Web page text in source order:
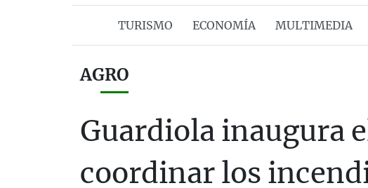
TURISMO ECONOMÍA MULTIMEDIA
AGRO
Guardiola inaugura
coordinar los